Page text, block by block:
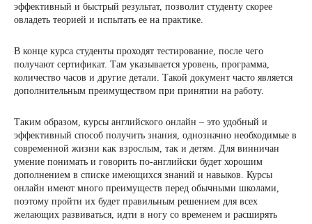
эффективный и быстрый результат, позволит студенту скорее
овладеть теорией и испытать ее на практике.
В конце курса студенты проходят тестирование, после чего
получают сертификат. Там указывается уровень, программа,
количество часов и другие детали. Такой документ часто является
дополнительным преимуществом при принятии на работу.
Таким образом, курсы английского онлайн – это удобный и
эффективный способ получить знания, однозначно необходимые в
современной жизни как взрослым, так и детям. Для винничан
умение понимать и говорить по-английски будет хорошим
дополнением в списке имеющихся знаний и навыков. Курсы
онлайн имеют много преимуществ перед обычными школами,
поэтому пройти их будет правильным решением для всех
желающих развиваться, идти в ногу со временем и расширять